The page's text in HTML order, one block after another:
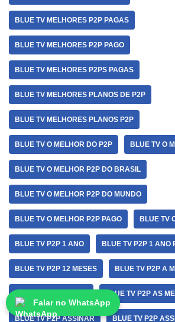
BLUE TV MELHORES P2P PAGAS
BLUE TV MELHORES P2P PAGO
BLUE TV MELHORES P2PS PAGAS
BLUE TV MELHORES PLANOS DE P2P
BLUE TV MELHORES PLANOS P2P
BLUE TV O MELHOR DO P2P BLUE TV O
BLUE TV O MELHOR P2P DO BRASIL
BLUE TV O MELHOR P2P DO MUNDO
BLUE TV O MELHOR P2P PAGO BLUE TV
BLUE TV P2P 1 ANO BLUE TV P2P 1 ANO
BLUE TV P2P 12 MESES BLUE TV P2P A
BLUE TV P2P AS
BLUE TV P2P ASSINAR BLUE TV P2P
Falar no WhatsApp